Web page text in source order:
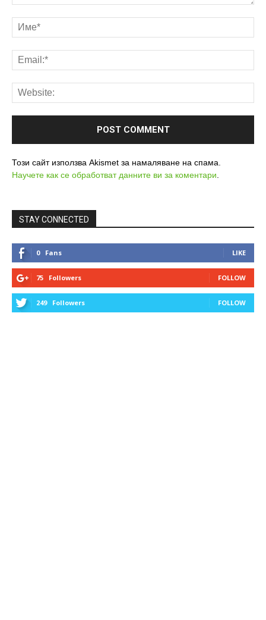
Този сайт използва Akismet за намаляване на спама.
Научете как се обработват данните ви за коментари
STAY CONNECTED
0 Fans LIKE
75 Followers FOLLOW
249 Followers FOLLOW